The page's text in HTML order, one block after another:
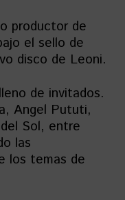
productor de
el sello de
disco de Leoni.
de invitados.
Angel Pututi,
Sol, entre
las
los temas de